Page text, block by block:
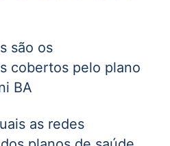
são os
cobertos pelo plano
BA
as redes